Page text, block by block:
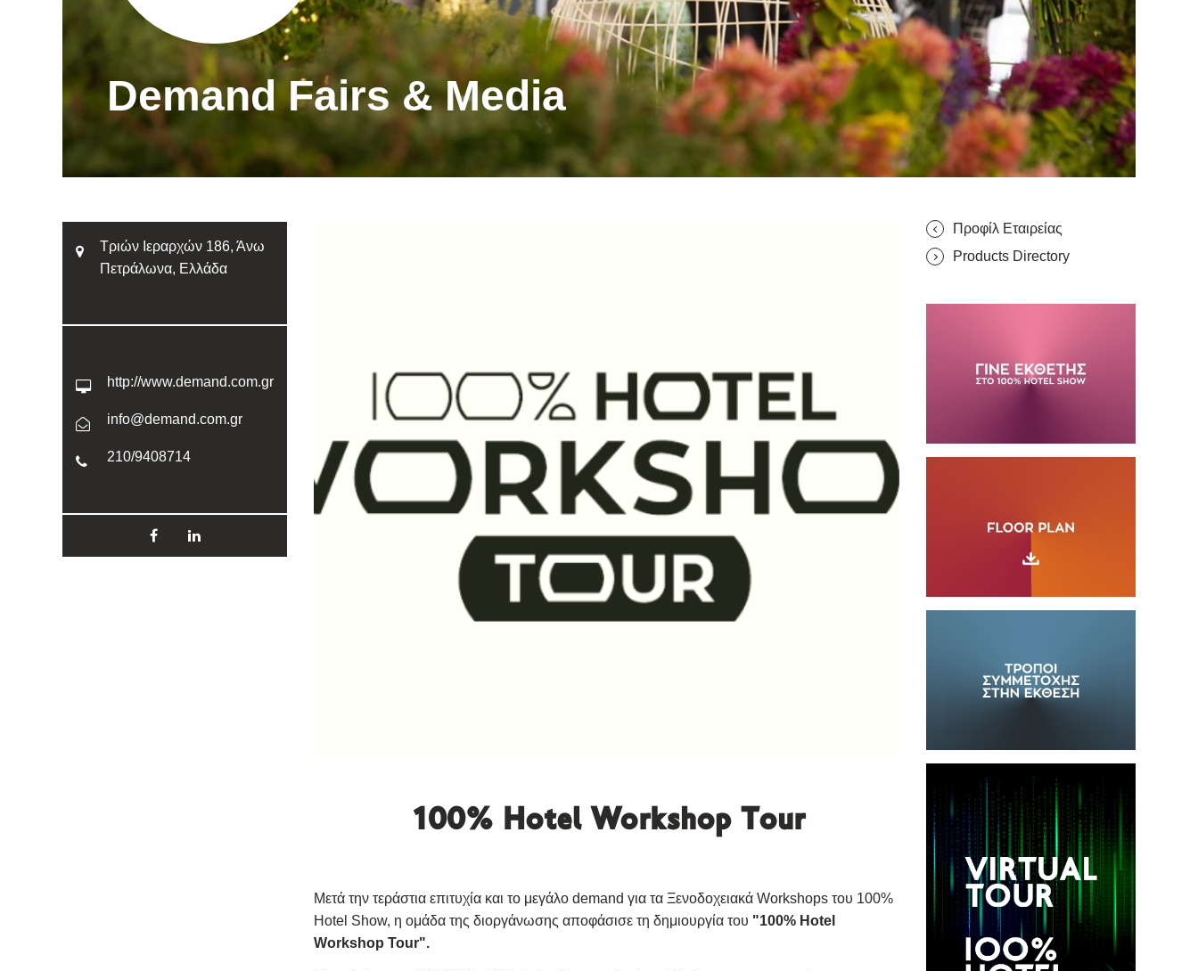
Demand Fairs & Media
Τριών Ιεραρχών 186, Άνω
Πετράλωνα, Ελλάδα
http://www.demand.com.gr
info@demand.com.gr
210/9408714
100% Hotel Workshop Tour
Μετά την τεράστια επιτυχία και το μεγάλο demand για τα Ξενοδοχειακά Workshops του 100%
Hotel Show, η ομάδα της διοργάνωσης αποφάσισε τη δημιουργία του "100% Hotel
Workshop Tour".
Προφίλ Εταιρείας
Products Directory